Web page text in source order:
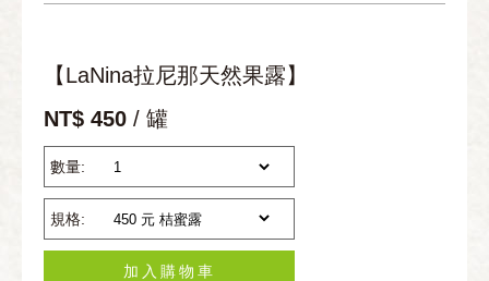
【LaNina拉尼那天然果露】
NT$ 450 / 罐
數量:
規格:
加入購物車